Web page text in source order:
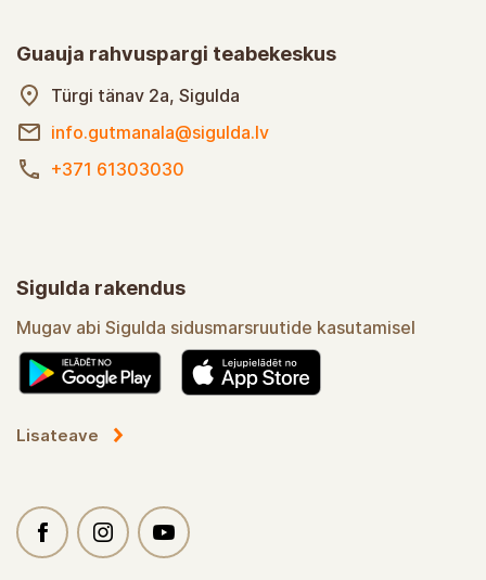
Guauja rahvuspargi teabekeskus
Türgi tänav 2a, Sigulda
info.gutmanala@sigulda.lv
+371 61303030
Sigulda rakendus
Mugav abi Sigulda sidusmarsruutide kasutamisel
Lisateave